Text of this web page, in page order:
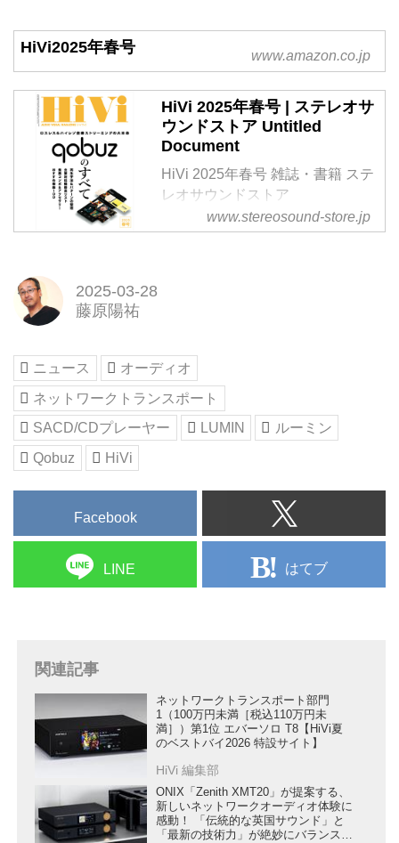
オーディオファンにとって、夢の
ようなサービスがQobuz（コバ
ズ）である。愛着を持ってディス
クメディアを慈しみつつ、新しい
音楽の大海に飛び出そう。「音楽
をいい音で聴く。」そのために
Qobuzを網羅的かつ徹底的に研究
していく。
HiVi2025年春号 www.amazon.co.jp
HiVi 2025年春号 | ステレオサ
ウンドストア Untitled
Document
HiVi 2025年春号 雑誌・書籍 ステ
レオサウンドストア
www.stereosound-store.jp
2025-03-28
藤原陽祐
ニュース
オーディオ
ネットワークトランスポート
SACD/CDプレーヤー
LUMIN
ルーミン
Qobuz
HiVi
Facebook
LINE はてブ
関連記事
ネットワークトランスポート部門
1（100万円未満［税込110万円未
満］）第1位 エバーソロ T8【HiVi夏
のベストバイ2026 特設サイト】
HiVi 編集部
ONIX「Zenith XMT20」が提案する、
新しいネットワークオーディオ体験に
感動！ 「伝統的な英国サウンド」と
「最新の技術力」が絶妙にバランスし